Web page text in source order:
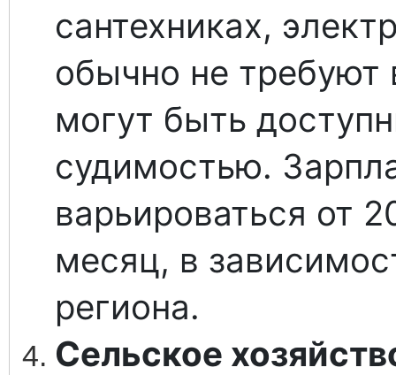
сантехниках,
обычно не требуют
могут быть
судимостью.
варьироваться от
месяц, в
региона.
Сельское